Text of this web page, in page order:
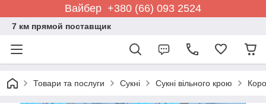
Вайбер +380 (66) 093 2524
7 км прямой поставщик
Товари та послуги Сукні Сукні вільного крою